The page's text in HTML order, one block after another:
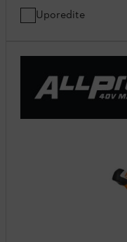
Uporedite